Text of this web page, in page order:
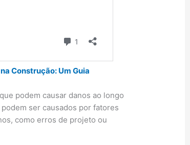
Construção: Um Guia
podem causar danos ao longo
ser causados por fatores
como erros de projeto ou